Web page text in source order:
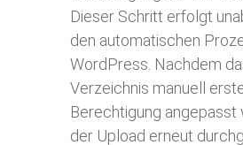
Dieser Schritt erfolgt
den automatischen
WordPress. Nachdem
Verzeichnis manuell
Berechtigung angepasst
der Upload erneut